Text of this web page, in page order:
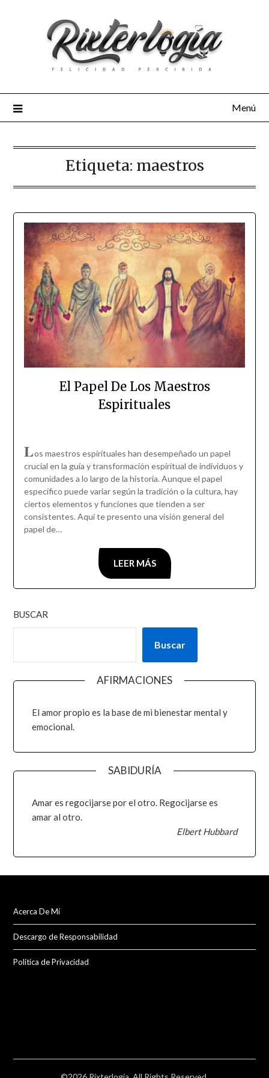
Menú
Etiqueta: maestros
El Papel De Los Maestros
Espirituales
Los maestros espirituales han desempeñado un papel
crucial en la guía y transformación espiritual de individuos y
comunidades a lo largo de la historia. Aunque el papel
específico puede variar según la tradición o la cultura, hay
ciertos elementos y funciones que tienden a ser
consistentes. Aquí te presento una visión general del
papel de…
LEER MÁS
BUSCAR
Buscar
AFIRMACIONES
El amor propio es la base de mi bienestar mental y
emocional.
SABIDURÍA
Amar es regocijarse por el otro. Regocijarse es
amar al otro.
Elbert Hubbard
Acerca De Mí
Descargo de Responsabilidad
Política de Privacidad